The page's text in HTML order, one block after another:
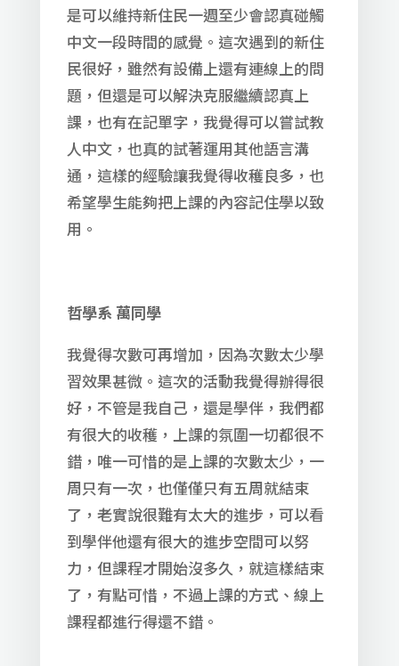
是可以維持新住民一週至少會認真碰觸
中文一段時間的感覺。這次遇到的新住
民很好，雖然有設備上還有連線上的問
題，但還是可以解決克服繼續認真上
課，也有在記單字，我覺得可以嘗試教
人中文，也真的試著運用其他語言溝
通，這樣的經驗讓我覺得收穫良多，也
希望學生能夠把上課的內容記住學以致
用。
哲學系 萬同學
我覺得次數可再增加，因為次數太少學
習效果甚微。這次的活動我覺得辦得很
好，不管是我自己，還是學伴，我們都
有很大的收穫，上課的氛圍一切都很不
錯，唯一可惜的是上課的次數太少，一
周只有一次，也僅僅只有五周就結束
了，老實說很難有太大的進步，可以看
到學伴他還有很大的進步空間可以努
力，但課程才開始沒多久，就這樣結束
了，有點可惜，不過上課的方式、線上
課程都進行得還不錯。